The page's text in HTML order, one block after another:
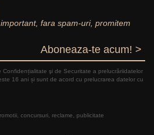
fara spam-uri, promitem
Aboneaza-te acum! >
şi de Securitate a prelucrăriidatelor
16 ani și sunt de acord cu prelucrarea datelor cu
concursuri, reclame, publicitate